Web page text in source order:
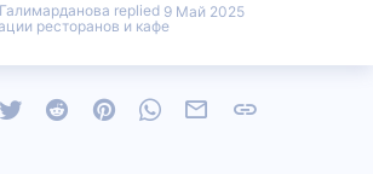
ресторанов и кафе
9 Май 2025
Twitter Reddit PinterestWhatsAppЭлектронная почта